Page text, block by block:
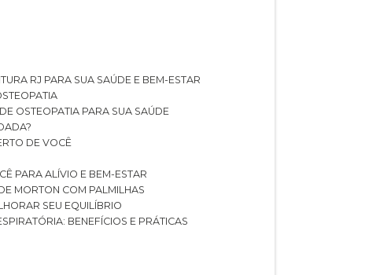
RJ PARA SUA SAÚDE E BEM-ESTAR
OSTEOPATIA PARA SUA SAÚDE
DE VOCÊ
PARA ALÍVIO E BEM-ESTAR
MORTON COM PALMILHAS
SEU EQUILÍBRIO
BENEFÍCIOS E PRÁTICAS